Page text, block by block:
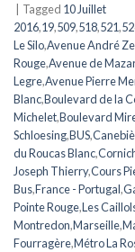
Tagged 10 Juillet
2016,19,509,518,521,
Le Silo,Avenue André
Rouge,Avenue de
Legre,Avenue Pierre
Blanc,Boulevard de la
Michelet,Boulevard
Schloesing,BUS,
du Roucas Blanc,
Joseph Thierry,Cours
Bus,France - Portugal,
Pointe Rouge,Les
Montredon,Marseille,
Fourragère,Métro La